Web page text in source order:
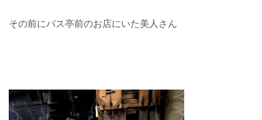
その前にバス亭前のお店にいた美人さん